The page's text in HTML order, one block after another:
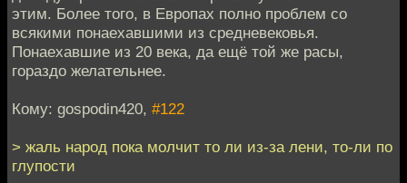
этим. Более того, в Европах полно проблем со
всякими понаехавшими из средневековья.
Понаехавшие из 20 века, да ещё той же расы,
гораздо желательнее.
Кому: gospodin420, #122
> жаль народ пока молчит то ли из-за лени, то-ли по
глупости